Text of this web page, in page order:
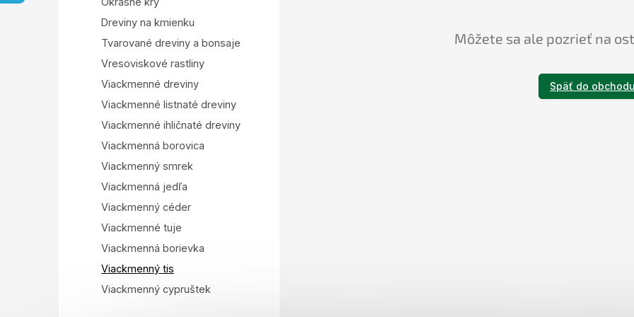
Dreviny na kmienku
Tvarované dreviny a bonsaje
Vresoviskové rastliny
Viackmenné dreviny
Viackmenné listnaté dreviny
Viackmenné ihličnaté dreviny
Viackmenná borovica
Viackmenný smrek
Viackmenná jedľa
Viackmenný céder
Viackmenné tuje
Viackmenná borievka
Viackmenný tis
Viackmenný cypruštek
Môžete sa ale pozrieť na
Späť do